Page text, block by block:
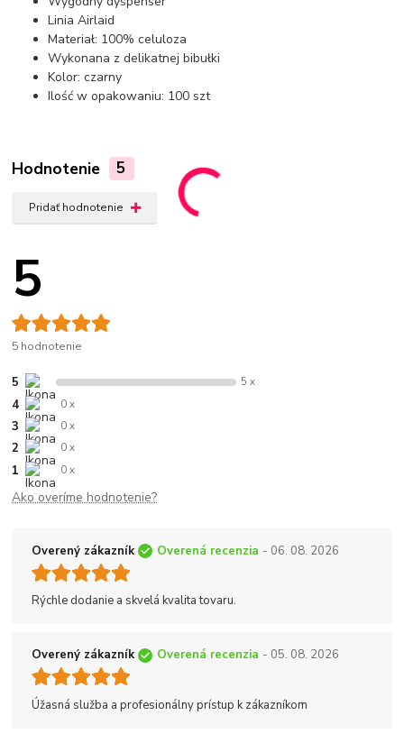
Linia Airlaid
Materiał: 100% celuloza
Wykonana z delikatnej bibułki
Kolor: czarny
Ilość w opakowaniu: 100 szt
Hodnotenie 5
Pridať hodnotenie
5
5 hodnotenie
5 5 x
4 0 x
3 0 x
2 0 x
1 0 x
Ako overíme hodnotenie?
Overený zákazník Overená recenzia - 06. 08. 2026
Rýchle dodanie a skvelá kvalita tovaru.
Overený zákazník Overená recenzia - 05. 08. 2026
Úžasná služba a profesionálny prístup k zákazníkom